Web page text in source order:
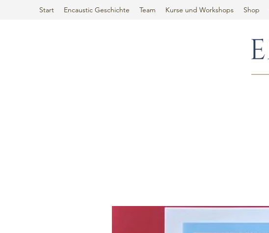
Start Encaustic Geschichte Team Kurse und Workshops Shop